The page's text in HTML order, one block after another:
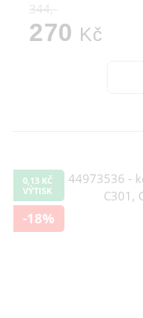
344,-
270 Kč
0,13 KČ
VÝTISK
-18%